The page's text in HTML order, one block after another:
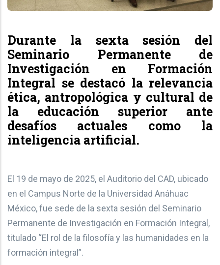
Durante la sexta sesión del
Seminario Permanente de
Investigación en Formación
Integral se destacó la relevancia
ética, antropológica y cultural de
la educación superior ante
desafíos actuales como la
inteligencia artificial.
El 19 de mayo de 2025, el Auditorio del CAD, ubicado
en el Campus Norte de la Universidad Anáhuac
México, fue sede de la sexta sesión del Seminario
Permanente de Investigación en Formación Integral,
titulado “El rol de la filosofía y las humanidades en la
formación integral”.